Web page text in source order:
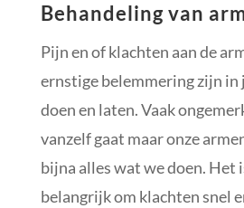
Behandeling van
Pijn en of klachten aan de
ernstige belemmering zijn in
doen en laten. Vaak
vanzelf gaat maar onze
bijna alles wat we doen. Het
belangrijk om klachten snel